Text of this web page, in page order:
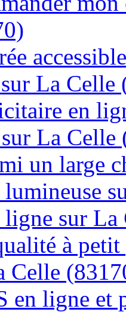
La Celle
en
La Celle
un large
lumineuse
ligne sur
à
Celle
en ligne et